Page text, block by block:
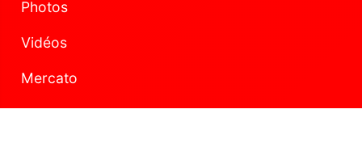
Photos
Vidéos
Mercato